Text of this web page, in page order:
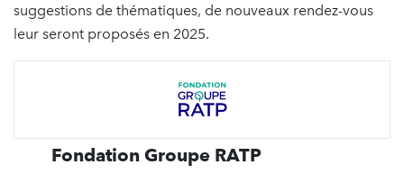
suggestions de thématiques, de nouveaux rendez-vous
leur seront proposés en 2025.
Fondation Groupe RATP